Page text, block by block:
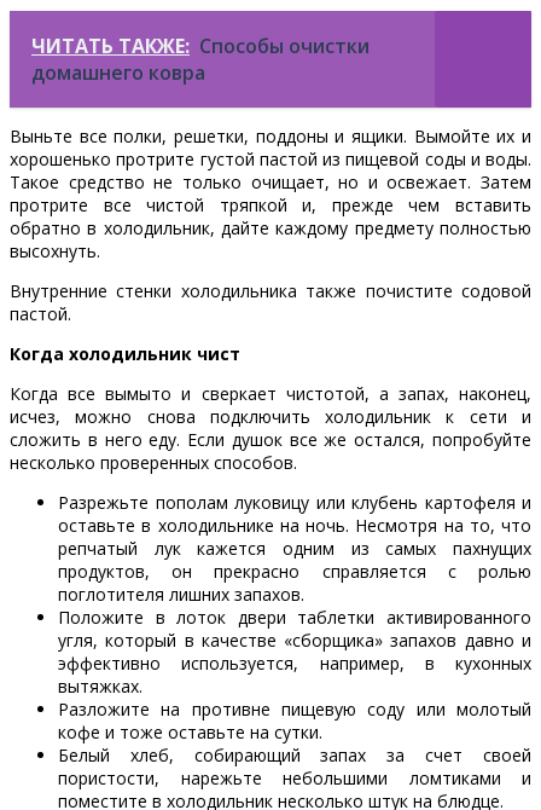
ЧИТАТЬ ТАКЖЕ: Способы очистки
домашнего ковра
Выньте все полки, решетки, поддоны и ящики. Вымойте их и
хорошенько протрите густой пастой из пищевой соды и воды.
Такое средство не только очищает, но и освежает. Затем
протрите все чистой тряпкой и, прежде чем вставить
обратно в холодильник, дайте каждому предмету полностью
высохнуть.
Внутренние стенки холодильника также почистите содовой
пастой.
Когда холодильник чист
Когда все вымыто и сверкает чистотой, а запах, наконец,
исчез, можно снова подключить холодильник к сети и
сложить в него еду. Если душок все же остался, попробуйте
несколько проверенных способов.
Разрежьте пополам луковицу или клубень картофеля и
оставьте в холодильнике на ночь. Несмотря на то, что
репчатый лук кажется одним из самых пахнущих
продуктов, он прекрасно справляется с ролью
поглотителя лишних запахов.
Положите в лоток двери таблетки активированного
угля, который в качестве «сборщика» запахов давно и
эффективно используется, например, в кухонных
вытяжках.
Разложите на противне пищевую соду или молотый
кофе и тоже оставьте на сутки.
Белый хлеб, собирающий запах за счет своей
пористости, нарежьте небольшими ломтиками и
поместите в холодильник несколько штук на блюдце.